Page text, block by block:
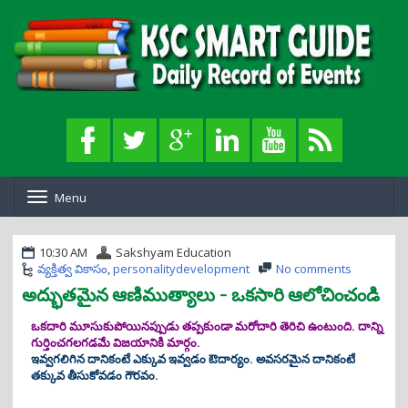
o
g
l
n
v
g
Menu
10:30 AM
Sakshyam Education
వ్యక్తిత్వ వికాసం,personalitydevelopment No comments
అద్భుతమైన ఆణిముత్యాలు - ఒకసారి ఆలోచించండి
ఒకదారి మూసుకుపోయినప్పుడు తప్పకుండా మరోదారి తెరిచి ఉంటుంది. దాన్ని
గుర్తించగలగడమే విజయానికి మార్గం.
ఇవ్వగలిగిన దానికంటే ఎక్కువ ఇవ్వడం ఔదార్యం. అవసరమైన దానికంటే
తక్కువ తీసుకోవడం గౌరవం.